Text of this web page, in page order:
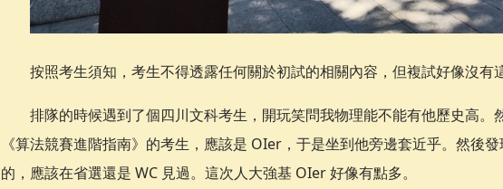
按照考生須知，考生不得透露任何關於初試的相關內容，但複試好像沒有
排隊的時候遇到了個四川文科考生，開玩笑問我物理能不能有他歷史高。
《算法競賽進階指南》的考生，應該是 OIer，于是坐到他旁邊套近乎。然後
的，應該在省選還是 WC 見過。這次人大強基 OIer 好像有點多。